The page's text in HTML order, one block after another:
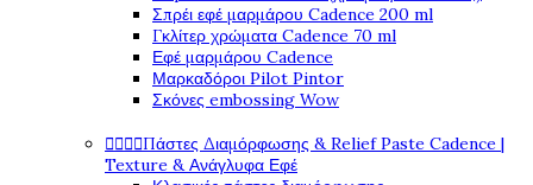
Σπρέι εφέ μαρμάρου Cadence 200 ml
Γκλίτερ χρώματα Cadence 70 ml
Εφέ μαρμάρου Cadence
Μαρκαδόροι Pilot Pintor
Σκόνες embossing Wow
Πάστες Διαμόρφωσης & Relief Paste Cadence |
Texture & Ανάγλυφα Εφέ